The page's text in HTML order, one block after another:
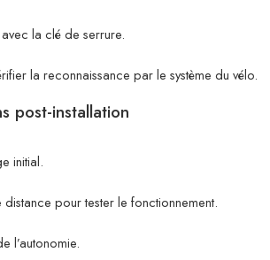
la clé de serrure.
la reconnaissance par le système du vélo.
post-installation
initial.
pour tester le fonctionnement.
l’autonomie.